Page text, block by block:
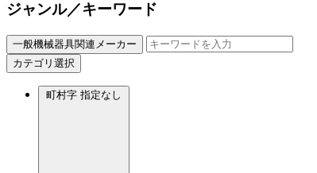
ジャンル／キーワード
一般機械器具関連メーカー
カテゴリ選択
町村字 指定なし